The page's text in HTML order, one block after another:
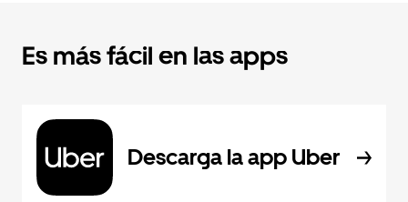
Es más fácil en las apps
Descarga la app Uber